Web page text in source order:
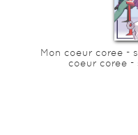
Mon coeur coree -
coeur coree -